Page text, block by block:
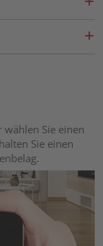
wählen Sie einen
Sie einen